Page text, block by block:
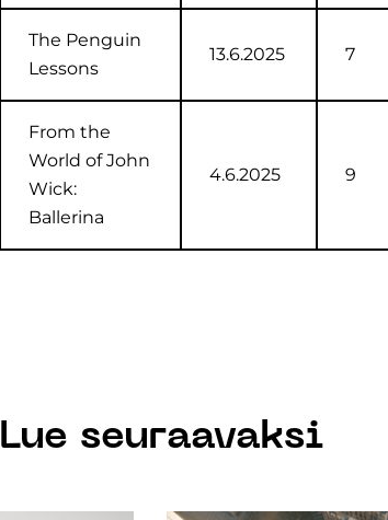
The Penguin
Lessons
13.6.2025 7
From the
World of John
Wick:
Ballerina
4.6.2025 9
Lue seuraavaksi